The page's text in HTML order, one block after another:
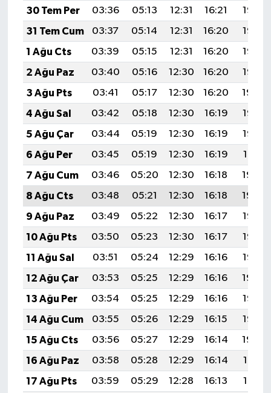
30 Tem Per
03:36 05:13 12:31 16:21
19:38
31 Tem Cum
03:37 05:14 12:31 16:20
19:37
1 Ağu Cts
03:39 05:15 12:31 16:20
19:36
2 Ağu Paz
03:40 05:16 12:30 16:20
19:35
3 Ağu Pts
03:41 05:17 12:30 16:20
19:34
4 Ağu Sal
03:42 05:18 12:30 16:19
19:33
5 Ağu Çar
03:44 05:19 12:30 16:19
19:32
6 Ağu Per
03:45 05:19 12:30 16:19
19:31
7 Ağu Cum
03:46 05:20 12:30 16:18
19:30
8 Ağu Cts
03:48 05:21 12:30 16:18
19:29
9 Ağu Paz
03:49 05:22 12:30 16:17
19:28
10 Ağu Pts
03:50 05:23 12:30 16:17
19:26
11 Ağu Sal
03:51 05:24 12:29 16:16
19:25
12 Ağu Çar
03:53 05:25 12:29 16:16
19:24
13 Ağu Per
03:54 05:25 12:29 16:16
19:23
14 Ağu Cum
03:55 05:26 12:29 16:15
19:22
15 Ağu Cts
03:56 05:27 12:29 16:14
19:20
16 Ağu Paz
03:58 05:28 12:29 16:14
19:19
17 Ağu Pts
03:59 05:29 12:28 16:13
19:18